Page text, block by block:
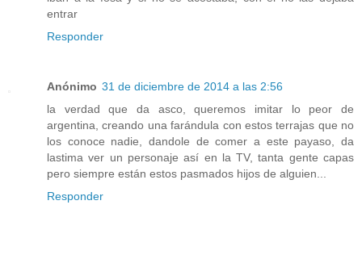
entrar
Responder
Anónimo 31 de diciembre de 2014 a las 2:56
la verdad que da asco, queremos imitar lo peor de
argentina, creando una farándula con estos terrajas que no
los conoce nadie, dandole de comer a este payaso, da
lastima ver un personaje así en la TV, tanta gente capas
pero siempre están estos pasmados hijos de alguien...
Responder